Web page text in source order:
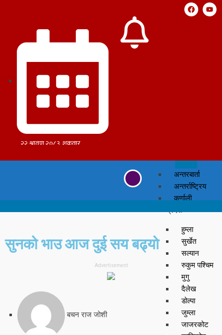
अन्तरबार्ता
अन्तर्राष्ट्रिय
कर्णाली
प्रदेश
हुम्ला
सुर्खेत
सल्यान
रुकुम पश्चिम
मुगु
दैलेख
डोल्पा
जुम्ला
जाजरकोट
सुनको भाउ आज दुई सय बढ्यो
Advertisement
बचन राज जोशी